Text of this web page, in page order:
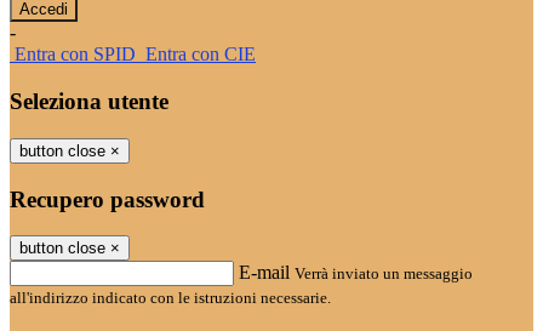
-
Entra con SPID Entra con CIE
Seleziona utente
button close ×
Recupero password
button close ×
E-mail Verrà inviato un messaggio
all'indirizzo indicato con le istruzioni necessarie.